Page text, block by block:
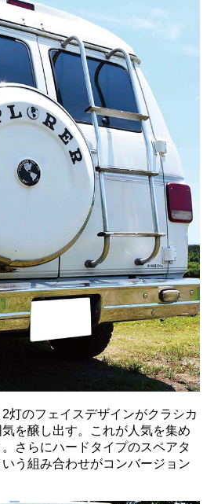
灯のフェイスデザインがクラシカ
を醸し出す。これが人気を集め
さらにハードタイプのスペアタ
う組み合わせがコンバージョン